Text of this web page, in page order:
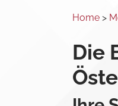
Home >
Die